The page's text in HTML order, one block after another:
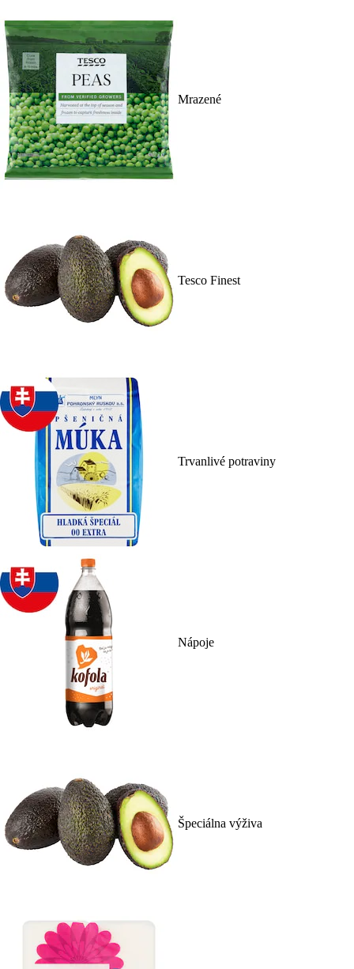
Mrazené
Tesco Finest
Trvanlivé potraviny
Nápoje
Špeciálna výživa